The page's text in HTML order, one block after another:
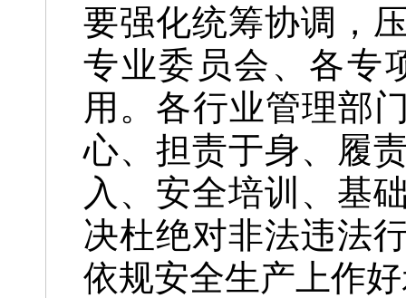
要强化统筹协调，
专业委员会、各专
用。各行业管理部
心、担责于身、履
入、安全培训、基
决杜绝对非法违法
依规安全生产上作